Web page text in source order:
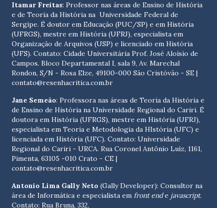
Itamar Freitas: Professor nas áreas de Ensino de História
e de Teoria da História na Universidade Federal de
Sergipe. É doutor em Educação (PUC/SP) e em História
(UFRGS), mestre em História (UFRJ), especialista em
Organização de Arquivos (USP) e licenciado em História
(UFS). Contato: Cidade Universitária Prof. José Aloísio de
Campos. Bloco Departamental I, sala 9, Av. Marechal
Rondon, S/N - Rosa Elze, 49100-000 São Cristóvão - SE |
contato@resenhacritica.com.br
Jane Semeão: Professora nas áreas de Teoria da História e
de Ensino de História na Universidade Regional do Cariri. É
doutora em História (UFRGS), mestre em História (UFRJ),
especialista em Teoria e Metodologia da HIstória (UFC) e
licenciada em História (UFC). Contato: Universidade
Regional do Cariri - URCA. Rua Coronel Antônio Luíz, 1161,
Pimenta, 63105 -010 Crato - CE |
contato@resenhacritica.com.br
Antonio Lima Gally Neto (Gally Developer): Consultor na
área de Informática e especialista em front ende javascript.
Contato: Rua Bruna, 332,